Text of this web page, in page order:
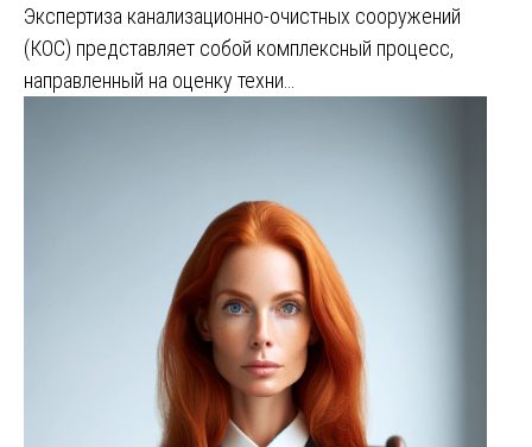
Экспертиза канализационно-очистных сооружений
(КОС) представляет собой комплексный процесс,
направленный на оценку техни…